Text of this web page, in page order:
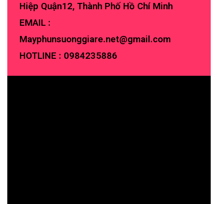
Hiệp Quận12, Thành Phố Hồ Chí Minh
EMAIL :
Mayphunsuonggiare.net@gmail.com
HOTLINE : 0984235886